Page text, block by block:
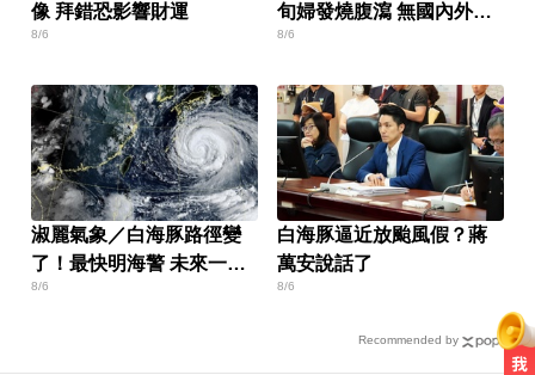
像 拜錯恐影響財運
8/6
旬婦發燒腹瀉 無國內外旅
遊史
8/6
淑麗氣象／白海豚路徑變
了！最快明海警 未來一週
降雨熱區曝
8/6
白海豚逼近放颱風假？蔣
萬安說話了
8/6
Recommended by